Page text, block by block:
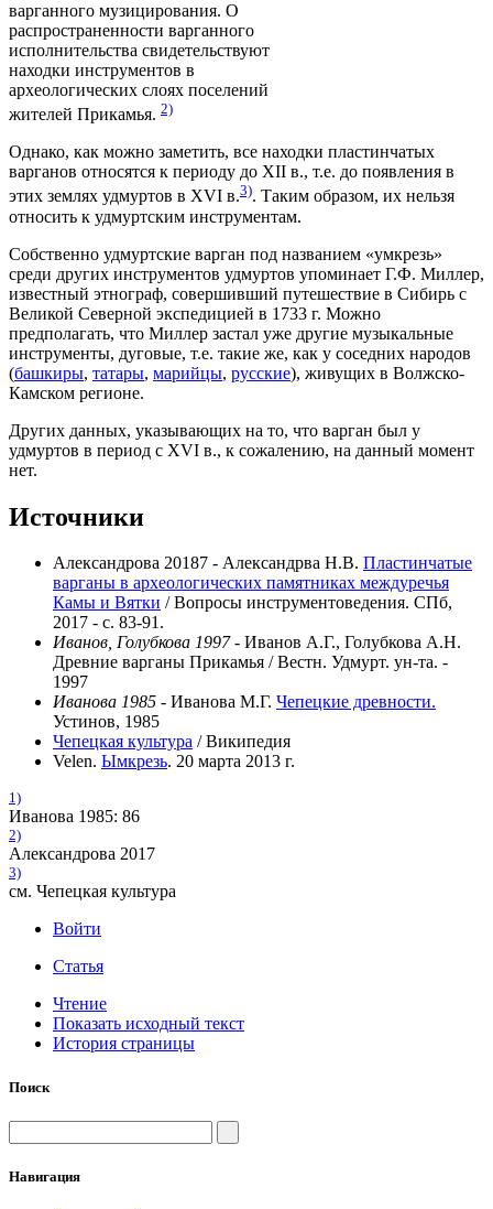
варганного музицирования. О
распространенности варганного
исполнительства свидетельствуют
находки инструментов в
археологических слоях поселений
жителей Прикамья. 2)
Однако, как можно заметить, все находки пластинчатых
варганов относятся к периоду до XII в., т.е. до появления в
этих землях удмуртов в XVI в.3). Таким образом, их нельзя
относить к удмуртским инструментам.
Собственно удмуртские варган под названием «умкрезь»
среди других инструментов удмуртов упоминает Г.Ф. Миллер,
известный этнограф, совершивший путешествие в Сибирь с
Великой Северной экспедицией в 1733 г. Можно
предполагать, что Миллер застал уже другие музыкальные
инструменты, дуговые, т.е. такие же, как у соседних народов
(башкиры, татары, марийцы, русские), живущих в Волжско-
Камском регионе.
Других данных, указывающих на то, что варган был у
удмуртов в период с XVI в., к сожалению, на данный момент
нет.
Источники
Александрова 20187 - Александрва Н.В. Пластинчатые
варганы в археологических памятниках междуречья
Камы и Вятки / Вопросы инструментоведения. СПб,
2017 - с. 83-91.
Иванов, Голубкова 1997- Иванов А.Г., Голубкова А.Н.
Древние варганы Прикамья / Вестн. Удмурт. ун-та. -
1997
Иванова 1985 - Иванова М.Г. Чепецкие древности.
Устинов, 1985
Чепецкая культура / Википедия
Velen. Ымкрезь. 20 марта 2013 г.
1)
Иванова 1985: 86
2)
Александрова 2017
3)
см. Чепецкая культура
Войти
Статья
Чтение
Показать исходный текст
История страницы
Поиск
Навигация